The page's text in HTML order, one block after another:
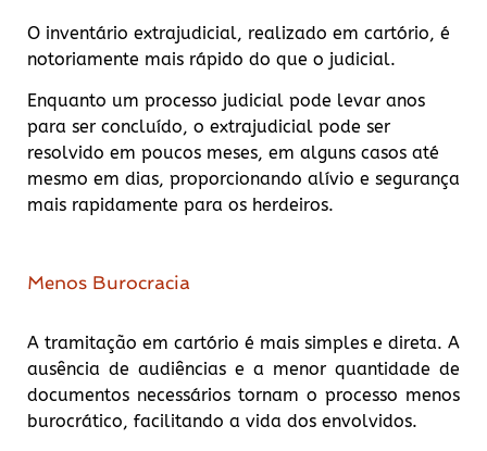
O inventário extrajudicial, realizado em cartório, é
notoriamente mais rápido do que o judicial.
Enquanto um processo judicial pode levar anos
para ser concluído, o extrajudicial pode ser
resolvido em poucos meses, em alguns casos até
mesmo em dias, proporcionando alívio e segurança
mais rapidamente para os herdeiros.
Menos Burocracia
A tramitação em cartório é mais simples e direta. A
ausência de audiências e a menor quantidade de
documentos necessários tornam o processo menos
burocrático, facilitando a vida dos envolvidos.